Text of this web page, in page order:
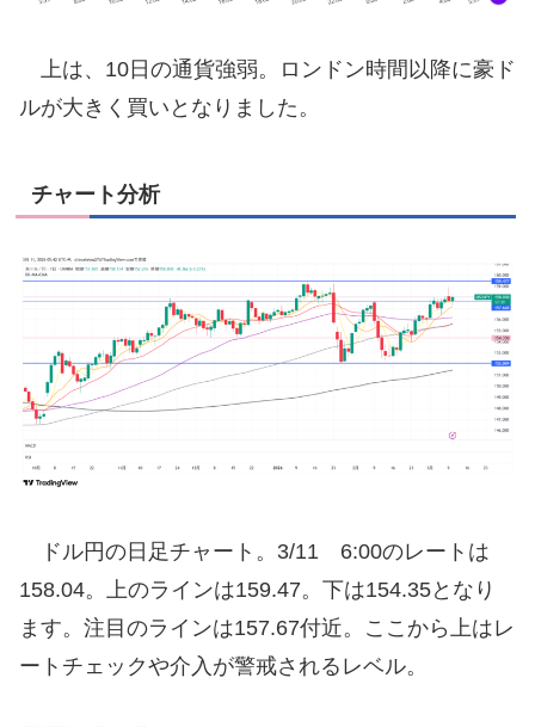
上は、10日の通貨強弱。ロンドン時間以降に豪ド
ルが大きく買いとなりました。
チャート分析
ドル円の日足チャート。3/11 6:00のレートは
158.04。上のラインは159.47。下は154.35となり
ます。注目のラインは157.67付近。ここから上はレ
ートチェックや介入が警戒されるレベル。